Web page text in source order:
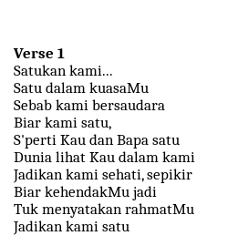
Verse 1
Satukan kami...
Satu dalam kuasaMu
Sebab kami bersaudara
Biar kami satu,
S'perti Kau dan Bapa satu
Dunia lihat Kau dalam kami
Jadikan kami sehati, sepikir
Biar kehendakMu jadi
Tuk menyatakan rahmatMu
Jadikan kami satu